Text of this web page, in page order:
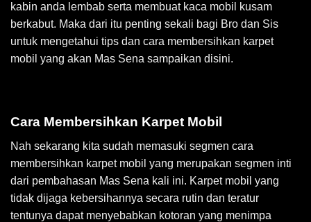
kabin anda lembab serta membuat kaca mobil kusam
berkabut. Maka dari itu penting sekali bagi Bro dan Sis
untuk mengetahui tips dan cara membersihkan karpet
mobil yang akan Mas Sena sampaikan disini.
Cara Membersihkan Karpet Mobil
Nah sekarang kita sudah memasuki segmen cara
membersihkan karpet mobil yang merupakan segmen inti
dari pembahasan Mas Sena kali ini. Karpet mobil yang
tidak dijaga kebersihannya secara rutin dan teratur
tentunya dapat menyebabkan kotoran yang menimpa